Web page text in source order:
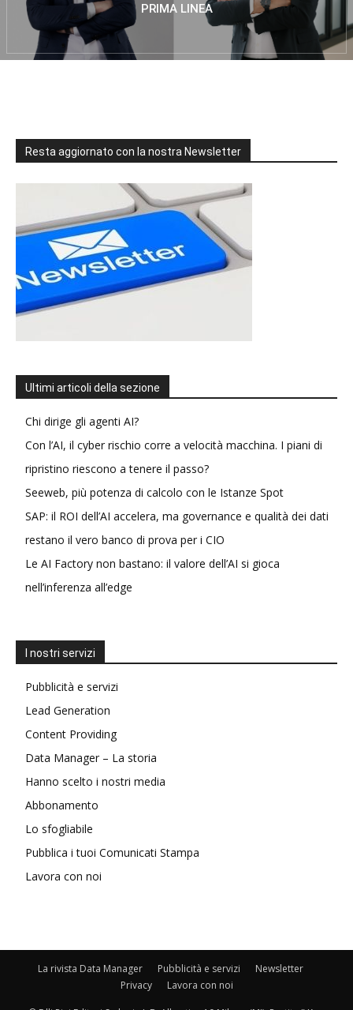
PRIMA LINEA
Resta aggiornato con la nostra Newsletter
Ultimi articoli della sezione
Chi dirige gli agenti AI?
Con l’AI, il cyber rischio corre a velocità macchina. I piani di
ripristino riescono a tenere il passo?
Seeweb, più potenza di calcolo con le Istanze Spot
SAP: il ROI dell’AI accelera, ma governance e qualità dei dati
restano il vero banco di prova per i CIO
Le AI Factory non bastano: il valore dell’AI si gioca
nell’inferenza all’edge
I nostri servizi
Pubblicità e servizi
Lead Generation
Content Providing
Data Manager – La storia
Hanno scelto i nostri media
Abbonamento
Lo sfogliabile
Pubblica i tuoi Comunicati Stampa
Lavora con noi
La rivista Data Manager Pubblicità e servizi
Newsletter
Privacy
Lavora con noi